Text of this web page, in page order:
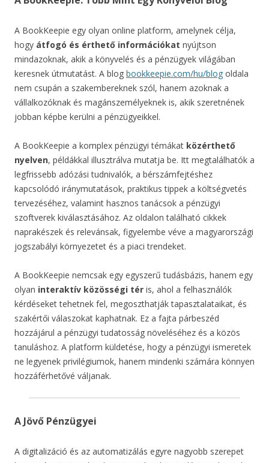
A BookKeepie egy olyan online platform, amelynek célja,
hogy átfogó és érthető információkat nyújtson
mindazoknak, akik a könyvelés és a pénzügyek világában
keresnek útmutatást. A blog bookkeepie.com/hu/blog oldala
nem csupán a szakembereknek szól, hanem azoknak a
vállalkozóknak és magánszemélyeknek is, akik szeretnének
jobban képbe kerülni a pénzügyeikkel.
A BookKeepie a komplex pénzügyi témákat közérthető
nyelven, példákkal illusztrálva mutatja be. Itt megtalálhatók a
legfrissebb adózási tudnivalók, a bérszámfejtéshez
kapcsolódó iránymutatások, praktikus tippek a költségvetés
tervezéséhez, valamint hasznos tanácsok a pénzügyi
szoftverek kiválasztásához. Az oldalon található cikkek
naprakészek és relevánsak, figyelembe véve a magyarországi
jogszabályi környezetet és a piaci trendeket.
A BookKeepie nemcsak egy egyszerű tudásbázis, hanem egy
olyan interaktív közösségi tér is, ahol a felhasználók
kérdéseket tehetnek fel, megoszthatják tapasztalataikat, és
szakértői válaszokat kaphatnak. Ez a fajta párbeszéd
hozzájárul a pénzügyi tudatosság növeléséhez és a közös
tanuláshoz. A platform küldetése, hogy a pénzügyi ismeretek
ne legyenek privilégiumok, hanem mindenki számára könnyen
hozzáférhetővé váljanak.
A Jövő Pénzügyei
A digitalizáció és az automatizálás egyre nagyobb szerepet